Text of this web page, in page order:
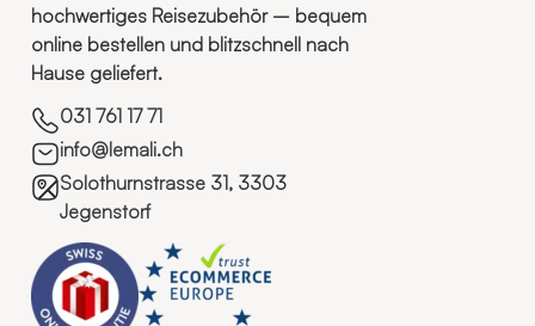
hochwertiges Reisezubehör – bequem
online bestellen und blitzschnell nach
Hause geliefert.
031 761 17 71
info@lemali.ch
Solothurnstrasse 31, 3303
Jegenstorf